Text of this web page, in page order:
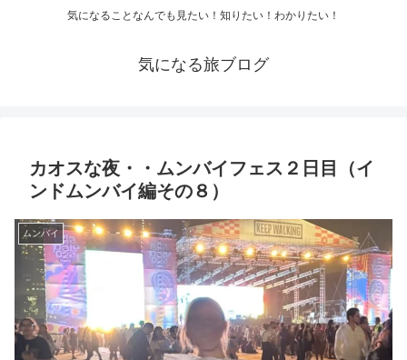
気になることなんでも見たい！知りたい！わかりたい！
気になる旅ブログ
カオスな夜・・ムンバイフェス２日目（イ
ンドムンバイ編その８）
ムンバイ